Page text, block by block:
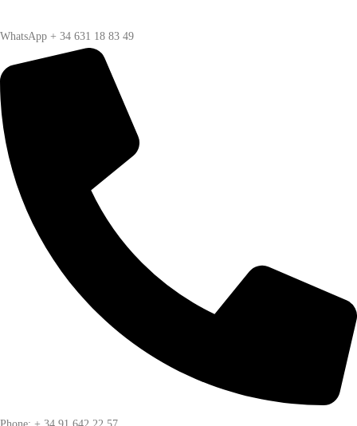
WhatsApp + 34 631 18 83 49